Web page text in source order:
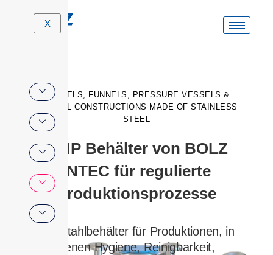
X
BARRELS, FUNNELS, PRESSURE VESSELS &
SPECIAL CONSTRUCTIONS MADE OF STAINLESS
STEEL
GMP Behälter von BOLZ
INTEC für regulierte
Produktionsprozesse
Edelstahlbehälter für Produktionen, in
denen Hygiene, Reinigbarkeit,